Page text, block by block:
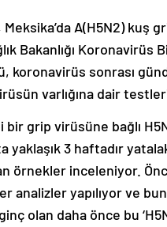
Meksika’da A(H5N2) kuş
Bakanlığı
koronavirüs sonrası
varlığına dair
bir grip virüsüne bağlı
yaklaşık 3 haftadır
örnekler inceleniyor.
analizler yapılıyor ve
olan daha önce bu